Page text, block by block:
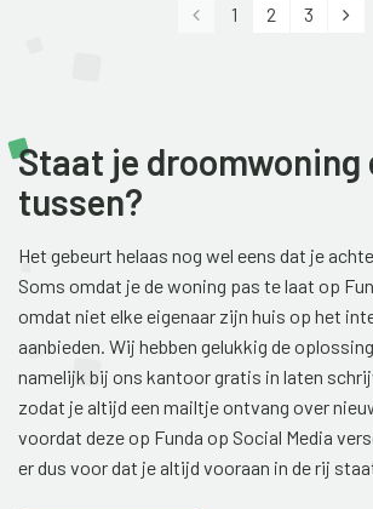
Vorige
1 2 3
Staat je droomwoning
tussen?
Het gebeurt helaas nog wel eens dat je
Soms omdat je de woning pas te laat op
omdat niet elke eigenaar zijn huis op het
aanbieden. Wij hebben gelukkig de
namelijk bij ons kantoor gratis in laten
zodat je altijd een mailtje ontvang over
voordat deze op Funda op Social Media
er dus voor dat je altijd vooraan in de rij